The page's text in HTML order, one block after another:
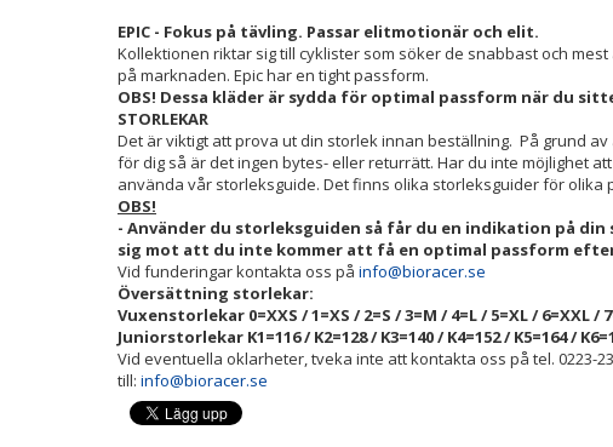
EPIC - Fokus på tävling. Passar elitmotionär och elit.
Kollektionen riktar sig till cyklister som söker de snabbast och
på marknaden. Epic har en tight passform.
OBS! Dessa kläder är sydda för optimal passform när du
STORLEKAR
Det är viktigt att prova ut din storlek innan beställning. På grund
för dig så är det ingen bytes- eller returrätt. Har du inte möjlighet
använda vår storleksguide. Det finns olika storleksguider för olika
OBS!
- Använder du storleksguiden så får du en indikation på
sig mot att du inte kommer att få en optimal passform
Vid funderingar kontakta oss på info@bioracer.se
Översättning storlekar:
Vuxenstorlekar 0=XXS / 1=XS / 2=S / 3=M / 4=L / 5=XL / 6=XXL /
Juniorstorlekar K1=116 / K2=128 / K3=140 / K4=152 / K5=164 /
Vid eventuella oklarheter, tveka inte att kontakta oss på tel. 0223-
till: info@bioracer.se